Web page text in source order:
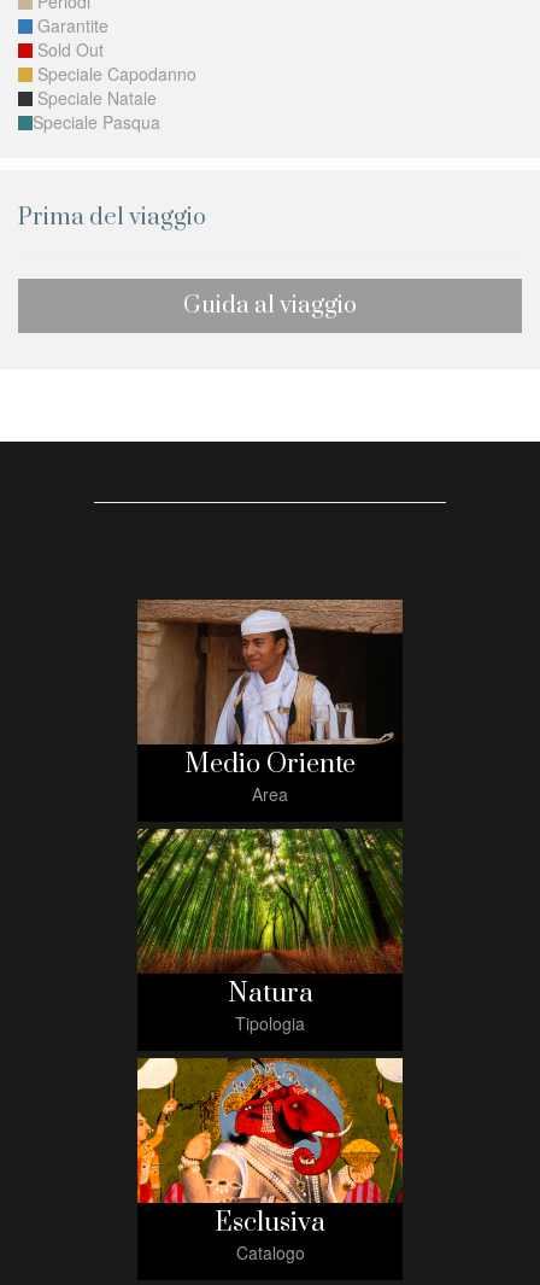
Garantite
Sold Out
Speciale Capodanno
Speciale Natale
Speciale Pasqua
Prima del viaggio
Guida al viaggio
Medio Oriente
Area
Natura
Tipologia
Esclusiva
Catalogo